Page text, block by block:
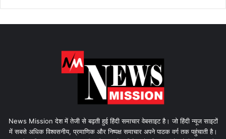
News Mission देश में तेजी से बढ़ती हुई हिंदी समाचार वेबसाइट है। जो हिंदी न्यूज साइटों
में सबसे अधिक विश्वसनीय, प्रमाणिक और निष्पक्ष समाचार अपने पाठक वर्ग तक पहुंचाती है।